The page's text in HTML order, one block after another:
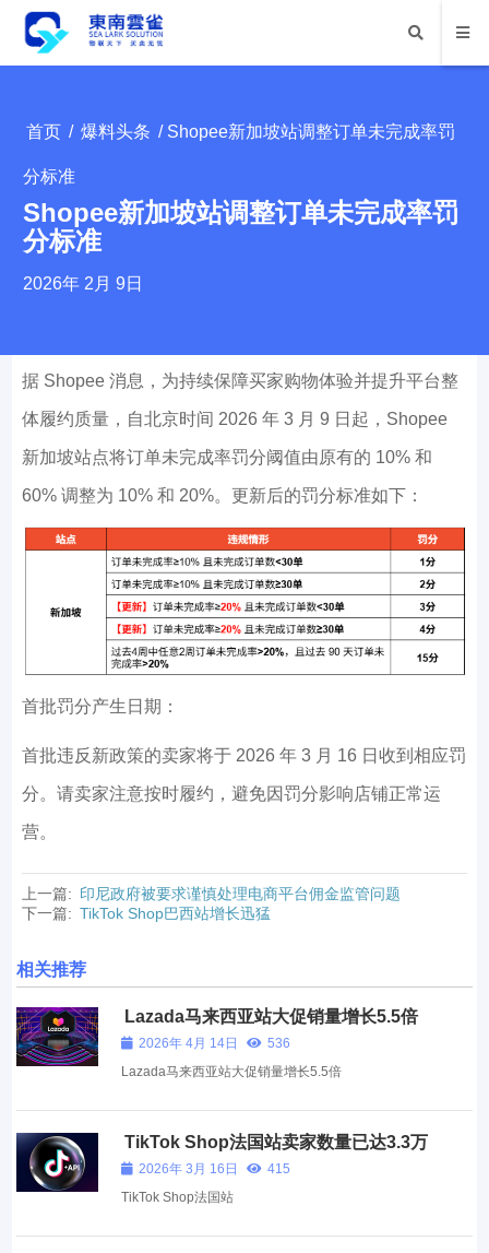
首页 / 爆料头条 / Shopee新加坡站调整订单未完成率罚
分标准
Shopee新加坡站调整订单未完成率罚
分标准
2026年 2月 9日
据 Shopee 消息，为持续保障买家购物体验并提升平台整
体履约质量，自北京时间 2026 年 3 月 9 日起，Shopee
新加坡站点将订单未完成率罚分阈值由原有的 10% 和
60% 调整为 10% 和 20%。更新后的罚分标准如下：
首批罚分产生日期：
首批违反新政策的卖家将于 2026 年 3 月 16 日收到相应罚
分。请卖家注意按时履约，避免因罚分影响店铺正常运
营。
上一篇: 印尼政府被要求谨慎处理电商平台佣金监管问题
下一篇: TikTok Shop巴西站增长迅猛
相关推荐
Lazada马来西亚站大促销量增长5.5倍
2026年 4月 14日
536
Lazada马来西亚站大促销量增长5.5倍
TikTok Shop法国站卖家数量已达3.3万
2026年 3月 16日
415
TikTok Shop法国站